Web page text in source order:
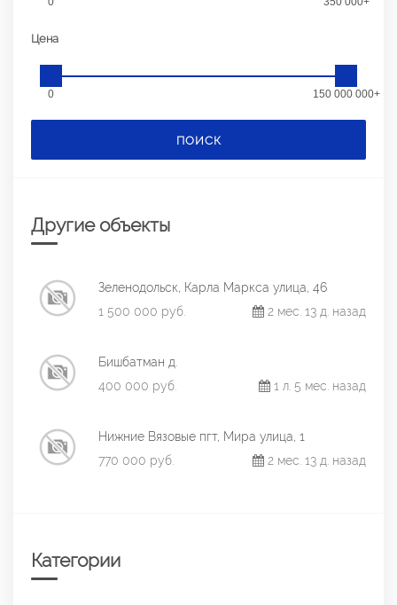
Цена
0 150 000 000+
ПОИСК
Другие объекты
Зеленодольск, Карла Маркса улица, 46
1 500 000 руб.
2 мес. 13 д. назад
Бишбатман д.
400 000 руб.
1 л. 5 мес. назад
Нижние Вязовые пгт, Мира улица, 1
770 000 руб.
2 мес. 13 д. назад
Категории